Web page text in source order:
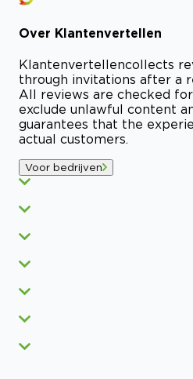
Over Klantenvertellen
Klantenvertellencollects
through invitations after a
All reviews are checked
exclude unlawful content
guarantees that the
actual customers.
Voor bedrijven